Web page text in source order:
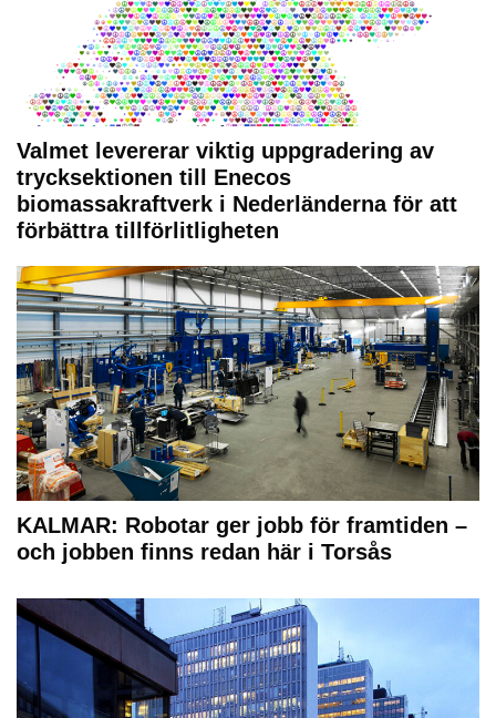
Valmet levererar viktig uppgradering av
trycksektionen till Enecos
biomassakraftverk i Nederländerna för att
förbättra tillförlitligheten
KALMAR: Robotar ger jobb för framtiden –
och jobben finns redan här i Torsås